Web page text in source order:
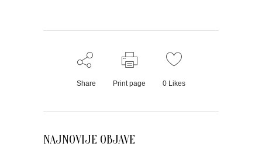
Share Print page 0 Likes
NAJNOVIJE OBJAVE